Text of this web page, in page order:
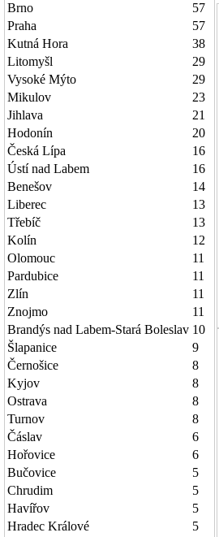
Brno
57
Praha
57
Kutná Hora
38
Litomyšl
29
Vysoké Mýto
29
Mikulov
23
Jihlava
21
Hodonín
20
Česká Lípa
16
Ústí nad Labem
16
Benešov
14
Liberec
13
Třebíč
13
Kolín
12
Olomouc
11
Pardubice
11
Zlín
11
Znojmo
11
Brandýs nad Labem-Stará Boleslav 10
Šlapanice
9
Černošice
8
Kyjov
8
Ostrava
8
Turnov
8
Čáslav
6
Hořovice
6
Bučovice
5
Chrudim
5
Havířov
5
Hradec Králové
5